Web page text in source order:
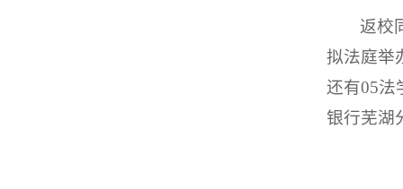
返校
拟法庭举
还有05法
银行芜湖